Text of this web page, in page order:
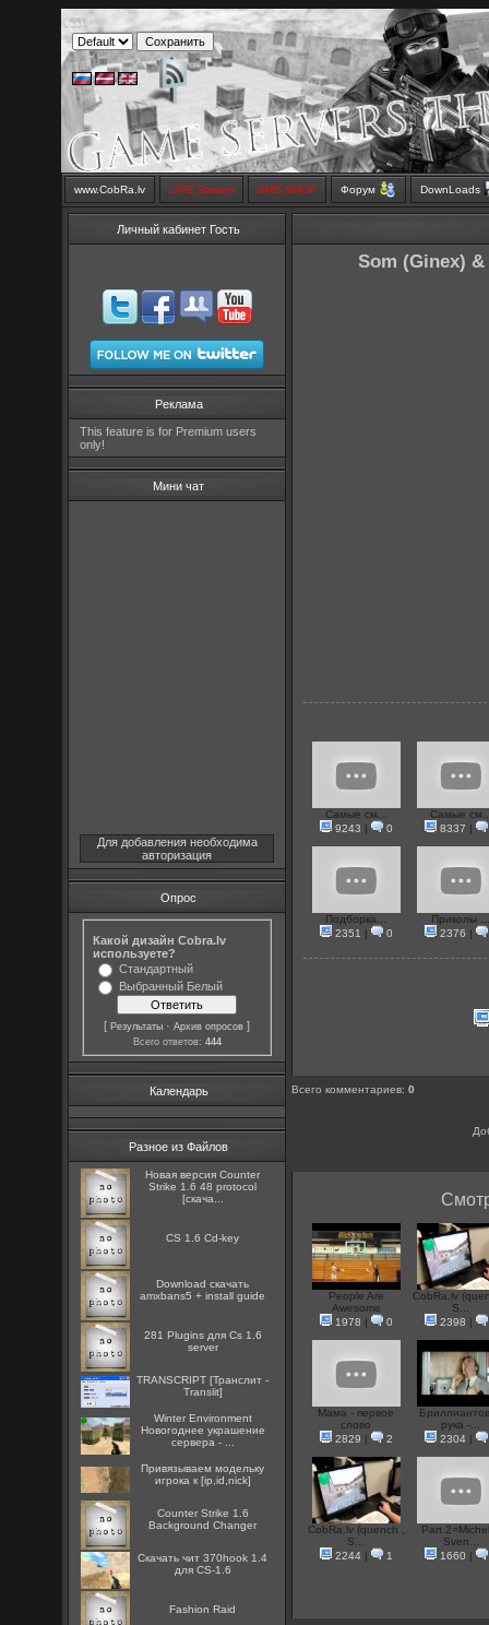
www.CobRa.lv LIVE Stream SMS SHOP Форум DownLoads
Личный кабинет Гость
Реклама
This feature is for Premium users
only!
Мини чат
Для добавления необходима
авторизация
Опрос
Какой дизайн Cobra.lv
используете?
Стандартный
Выбранный Белый
[Результаты ·Архив опросов ]
Всего ответов: 444
Календарь
Разное из Файлов
Новая версия Counter
Strike 1.6 48 protocol
[скача...
CS 1.6 Cd-key
Download скачать
amxbans5 + install guide
281 Plugins для Cs 1.6
server
TRANSCRIPT [Транслит -
Translit]
Winter Environment
Новогоднее украшение
сервера - ...
Привязываем модельку
игрока к [ip,id,nick]
Counter Strike 1.6
Background Changer
Скачать чит 370hook 1.4
для CS-1.6
Fashion Raid
Som (Ginex)
Самые см...
9243 | 0
Самые
8337 |
Подборка...
2351 | 0
Приколы
2376 |
Всего комментариев:0
People Are
Awesome
1978 | 0
CobRa.lv
S...
2398 |
Мама - первое
слово
2829 | 2
рука -...
2304|
CobRa.lv (quench ,
S...
2244| 1
Part
Sven...
1660 |